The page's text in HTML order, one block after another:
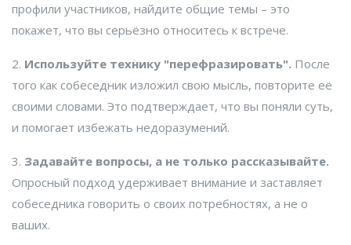
профили участников, найдите общие темы – это
покажет, что вы серьёзно относитесь к встрече.
2. Используйте технику "перефразировать". После
того как собеседник изложил свою мысль, повторите её
своими словами. Это подтверждает, что вы поняли суть,
и помогает избежать недоразумений.
3. Задавайте вопросы, а не только рассказывайте.
Опросный подход удерживает внимание и заставляет
собеседника говорить о своих потребностях, а не о
ваших.